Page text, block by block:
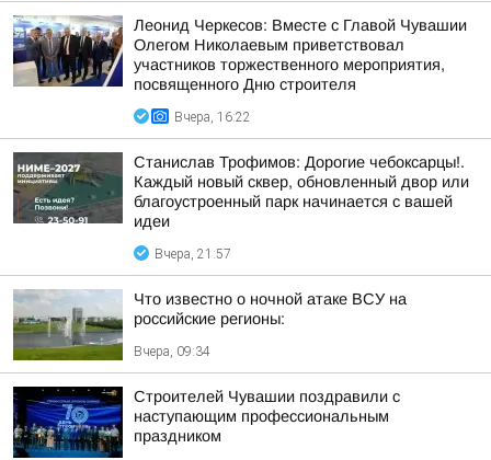
Леонид Черкесов: Вместе с Главой Чувашии
Олегом Николаевым приветствовал
участников торжественного мероприятия,
посвященного Дню строителя
Вчера, 16:22
Станислав Трофимов: Дорогие чебоксарцы!.
Каждый новый сквер, обновленный двор или
благоустроенный парк начинается с вашей
идеи
Вчера, 21:57
Что известно о ночной атаке ВСУ на
российские регионы:
Вчера, 09:34
Строителей Чувашии поздравили с
наступающим профессиональным
праздником